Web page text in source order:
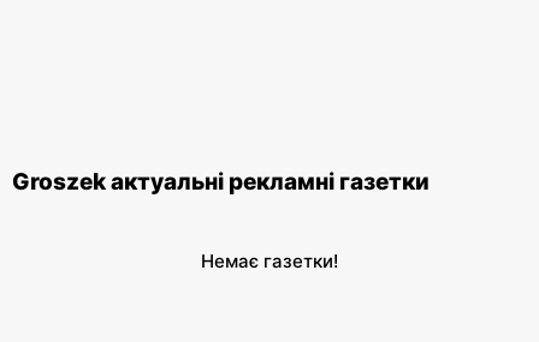
Groszek актуальні рекламні газетки
Немає газетки!